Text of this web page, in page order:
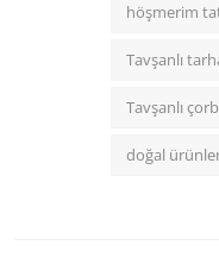
höşmerim
Tavşanlı
Tavşanlı
doğal